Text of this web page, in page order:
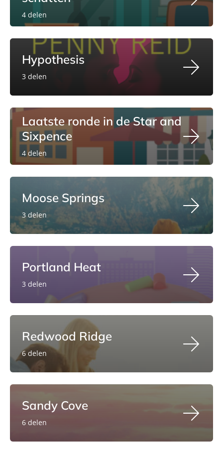
4 delen
Hypothesis
3 delen
Laatste ronde in de Star and
Sixpence
4 delen
Moose Springs
3 delen
Portland Heat
3 delen
Redwood Ridge
6 delen
Sandy Cove
6 delen